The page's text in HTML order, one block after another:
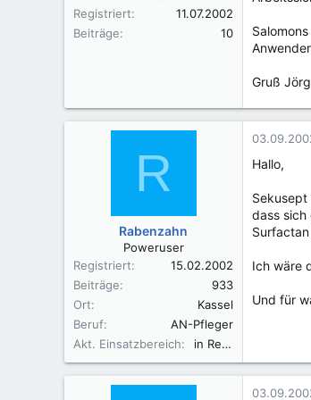
Registriert
11.07.2002
Beiträge
10
Gruß Jörg
R
Rabenzahn
Poweruser
Registriert
15.02.2002
Beiträge
933
Ort
Kassel
Beruf
AN-Pfleger
Akt. Einsatzbereich
in Rente
Hallo,
Sekusept
dass sich
Ich wäre
Und für